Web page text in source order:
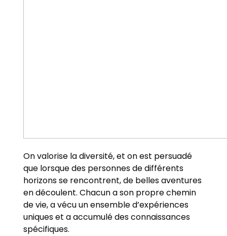
On valorise la diversité, et on est persuadé
que lorsque des personnes de différents
horizons se rencontrent, de belles aventures
en découlent. Chacun a son propre chemin
de vie, a vécu un ensemble d’expériences
uniques et a accumulé des connaissances
spécifiques.